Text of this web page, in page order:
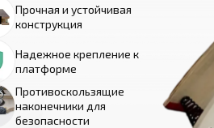
Прочная и устойчивая
конструкция
Надежное крепление к
платформе
Противоскользящие
наконечники для
безопасности